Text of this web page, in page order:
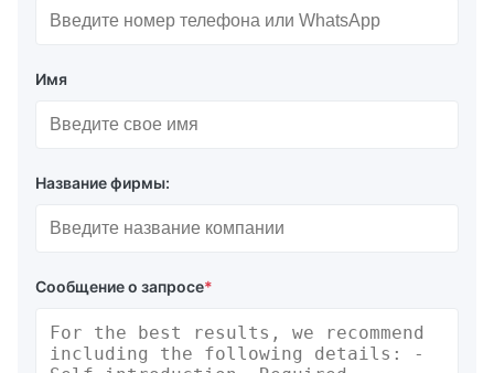
Имя
Название фирмы:
Сообщение о запросе*